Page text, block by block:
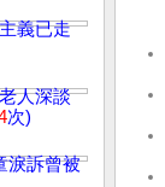
義已走
人深談
次)
淚訴曾被